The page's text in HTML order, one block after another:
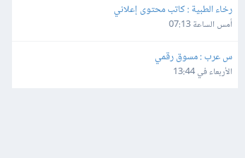
رخاء الطبية : كاتب محتوى إعلاني
أمس الساعة 07:13
س عرب : مسوق رقمي
الأربعاء في 13:44